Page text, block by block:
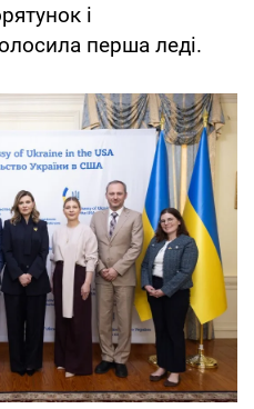
і
перша леді.